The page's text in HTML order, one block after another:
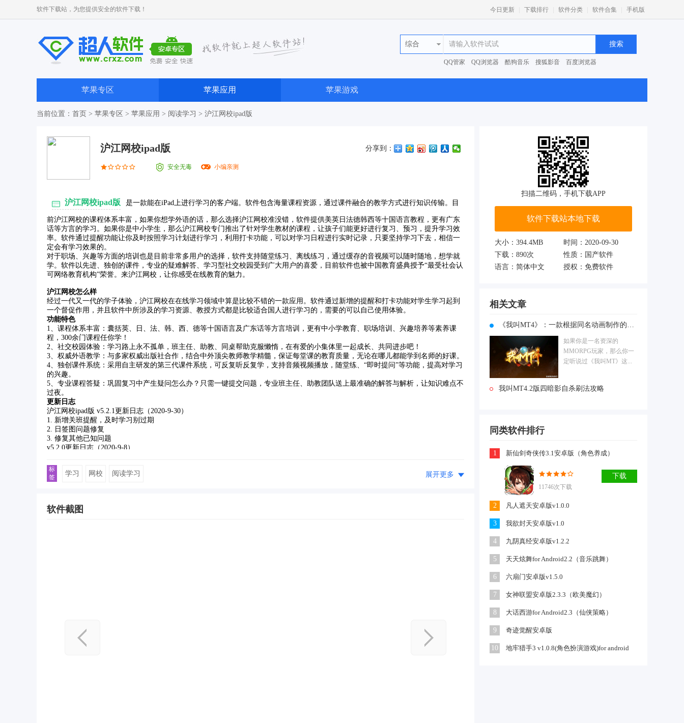
软件下载站，为您提供安全的软件下载！ 今日更新 下载排行 软件分类 软件合集 手机版
综合
QQ管家 QQ浏览器 酷狗音乐 搜狐影音
百度浏览器
苹果专区 苹果应用 苹果游戏
当前位置： 首页 > 苹果专区 > 苹果应用 > 阅读学习 > 沪江网校ipad版
沪江网校ipad版
安全无毒 小编亲测
分享到：
沪江网校ipad版 是一款能在iPad上进行学习的客户端。软件包含海量课程资源，通过课件融合的教学方式进行知识传输。目
前沪江网校的课程体系丰富，如果你想学外语的话，那么选择沪江网校准没错，软件提供美英日法德韩西等十国语言教程，更有广东
话等方言的学习。如果你是中小学生，那么沪江网校专门推出了针对学生教材的课程，让孩子们能更好进行复习、预习，提升学习效
率。软件通过提醒功能让你及时按照学习计划进行学习，利用打卡功能，可以对学习日程进行实时记录，只要坚持学习下去，相信一
定会有学习效果的。
对于职场、兴趣等方面的培训也是目前非常多用户的选择，软件支持随堂练习、离线练习，通过缓存的音视频可以随时随地，想学就
学。软件以先进、独创的课件，专业的疑难解答、学习型社交校园受到广大用户的喜爱，目前软件也被中国教育盛典授予“最受社会认
可网络教育机构”荣誉。来沪江网校，让你感受在线教育的魅力。
沪江网校怎么样
经过一代又一代的学子体验，沪江网校在在线学习领域中算是比较不错的一款应用。软件通过新增的提醒和打卡功能对学生学习起到
一个督促作用，并且软件中所涉及的学习资源、教授方式都是比较适合国人进行学习的，需要的可以自己使用体验。
功能特色
1、课程体系丰富：囊括英、日、法、韩、西、德等十国语言及广东话等方言培训，更有中小学教育、职场培训、兴趣培养等素养课
程，300余门课程任你学！
2、社交校园体验：学习路上永不孤单，班主任、助教、同桌帮助克服懒惰，在有爱的小集体里一起成长、共同进步吧！
3、权威外语教学：与多家权威出版社合作，结合中外顶尖教师教学精髓，保证每堂课的教育质量，无论在哪儿都能学到名师的好课。
4、独创课件系统：采用自主研发的第三代课件系统，可反复听反复学，支持音频视频播放，随堂练、“即时提问”等功能，提高对学习
的兴趣。
5、专业课程答疑：巩固复习中产生疑问怎么办？只需一键提交问题，专业班主任、助教团队送上最准确的解答与解析，让知识难点不
过夜。
更新日志
沪江网校ipad版 v5.2.1更新日志（2020-9-30）
1. 新增关班提醒，及时学习别过期
2. 日签图问题修复
3. 修复其他已知问题
v5.2.0更新日志（2020-9-8）
2.【延期券】延期券全新上线，更有相关活动等你参加
3. 修复bug及基础体验优化
标
签
学习 网校 阅读学习 展开更多
软件截图
扫描二维码，手机下载APP
软件下载站本地下载
大小：394.4MB
时间：2020-09-30
下载： 890次
性质：国产软件
语言：简体中文
授权：免费软件
相关文章
《我叫MT4》：一款根据同名动画制作的极其细腻的手游大作!
如果你是一名资深的
MMORPG玩家，那么你一
定听说过《我叫MT》这...
我叫MT4.2版四暗影自杀刷法攻略
同类软件排行
1 新仙剑奇侠传3.1安卓版（角色养成）
11746次下载
下载
2 凡人遮天安卓版v1.0.0
3 我欲封天安卓版v1.0
4 九阴真经安卓版v1.2.2
5 天天炫舞for Android2.2（音乐跳舞）
6 六扇门安卓版v1.5.0
7 女神联盟安卓版2.3.3（欧美魔幻）
8 大话西游for Android2.3（仙侠策略）
9 奇迹觉醒安卓版
10 地牢猎手3 v1.0.8(角色扮演游戏)for android